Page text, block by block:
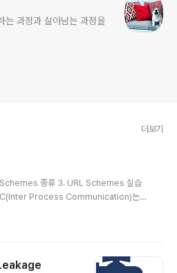
는 과정과 살아남는 과정을
더보기
종류 3. URL Schemes 실습
Process Communication)는
해 요청을 수신하는 데 이를 제대로 검
수 있도록 해주는 통로 예) http:// http